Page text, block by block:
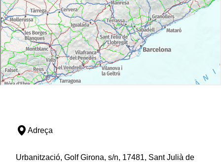
Adreça
Urbanització, Golf Girona, s/n, 17481, Sant Julià de